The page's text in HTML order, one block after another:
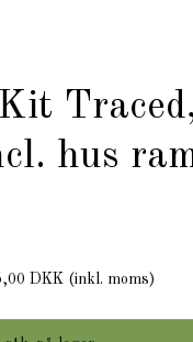
hus
DKK (inkl. moms)